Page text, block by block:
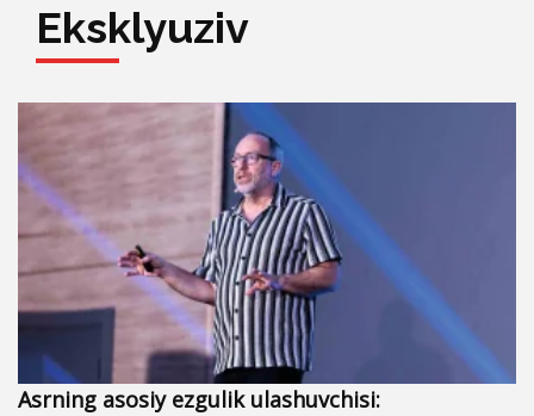
Eksklyuziv
Asrning asosiy ezgulik ulashuvchisi: